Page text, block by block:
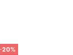
20%